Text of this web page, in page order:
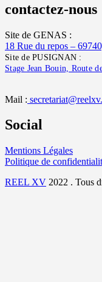
contactez-nous
Site de GENAS :
18 Rue du repos –
Site de PUSIGNAN :
Stage Jean Bouin, Route
Mail :
Social
Mentions Légales
Politique de
REEL XV 2022 . Tous